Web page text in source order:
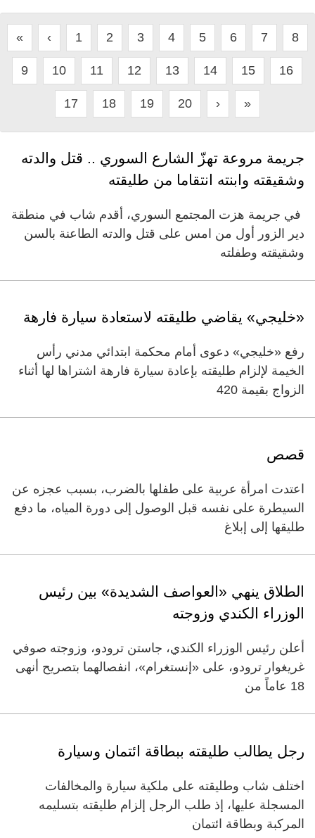
« ‹ 1 2 3 4 5 6 7 8
9 10 11 12 13 14 15 16
17 18 19 20 › »
جريمة مروعة تهزّ الشارع السوري .. قتل والدته
وشقيقته وابنته انتقاما من طليقته
في جريمة هزت المجتمع السوري، أقدم شاب في منطقة
دير الزور أول من امس على قتل والدته الطاعنة بالسن
وشقيقته وطفلته
«خليجي» يقاضي طليقته لاستعادة سيارة فارهة
رفع «خليجي» دعوى أمام محكمة ابتدائي مدني رأس
الخيمة لإلزام طليقته بإعادة سيارة فارهة اشتراها لها أثناء
الزواج بقيمة 420
قصص
اعتدت امرأة عربية على طفلها بالضرب، بسبب عجزه عن
السيطرة على نفسه قبل الوصول إلى دورة المياه، ما دفع
طليقها إلى إبلاغ
الطلاق ينهي «العواصف الشديدة» بين رئيس
الوزراء الكندي وزوجته
أعلن رئيس الوزراء الكندي، جاستن ترودو، وزوجته صوفي
غريغوار ترودو، على «إنستغرام»، انفصالهما بتصريح أنهى
18 عاماً من
رجل يطالب طليقته ببطاقة ائتمان وسيارة
اختلف شاب وطليقته على ملكية سيارة والمخالفات
المسجلة عليها، إذ طلب الرجل إلزام طليقته بتسليمه
المركبة وبطاقة ائتمان